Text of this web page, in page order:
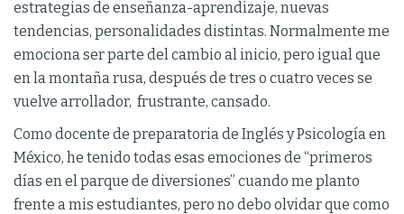
estrategias de enseñanza-aprendizaje, nuevas
tendencias, personalidades distintas. Normalmente me
emociona ser parte del cambio al inicio, pero igual que
en la montaña rusa, después de tres o cuatro veces se
vuelve arrollador, frustrante, cansado.
Como docente de preparatoria de Inglés y Psicología en
México, he tenido todas esas emociones de “primeros
días en el parque de diversiones” cuando me planto
frente a mis estudiantes, pero no debo olvidar que como